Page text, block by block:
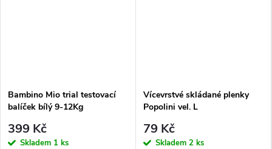
Bambino Mio trial testovací
balíček bílý 9-12Kg
399 Kč
Skladem 1 ks
Vícevrstvé skládané plenky
Popolini vel. L
79 Kč
Skladem 2 ks